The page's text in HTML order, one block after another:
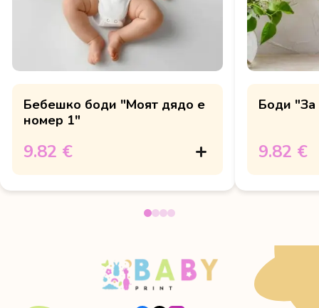
Бебешко боди "Моят дядо е
номер 1"
9.82 €
Боди "За
9.82 €